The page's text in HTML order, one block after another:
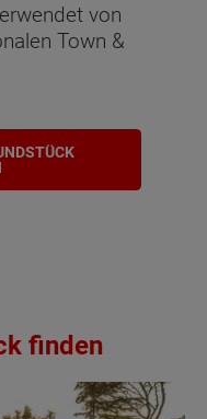
von
Town &
finden